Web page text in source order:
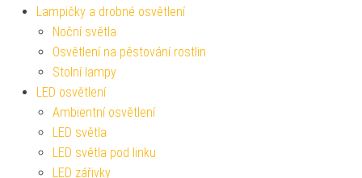
Lampičky a drobné osvětlení
Noční světla
Osvětlení na pěstování rostlin
Stolní lampy
LED osvětlení
Ambientní osvětlení
LED světla
LED světla pod linku
LED zářivky